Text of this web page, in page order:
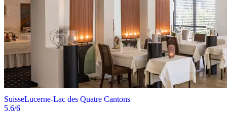
SuisseLucerne-Lac des Quatre Cantons
5.6/6